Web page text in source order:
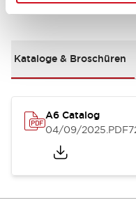
Dokumente und
Kataloge & Broschüren
A6 Catalog
04/09/2025.PDF